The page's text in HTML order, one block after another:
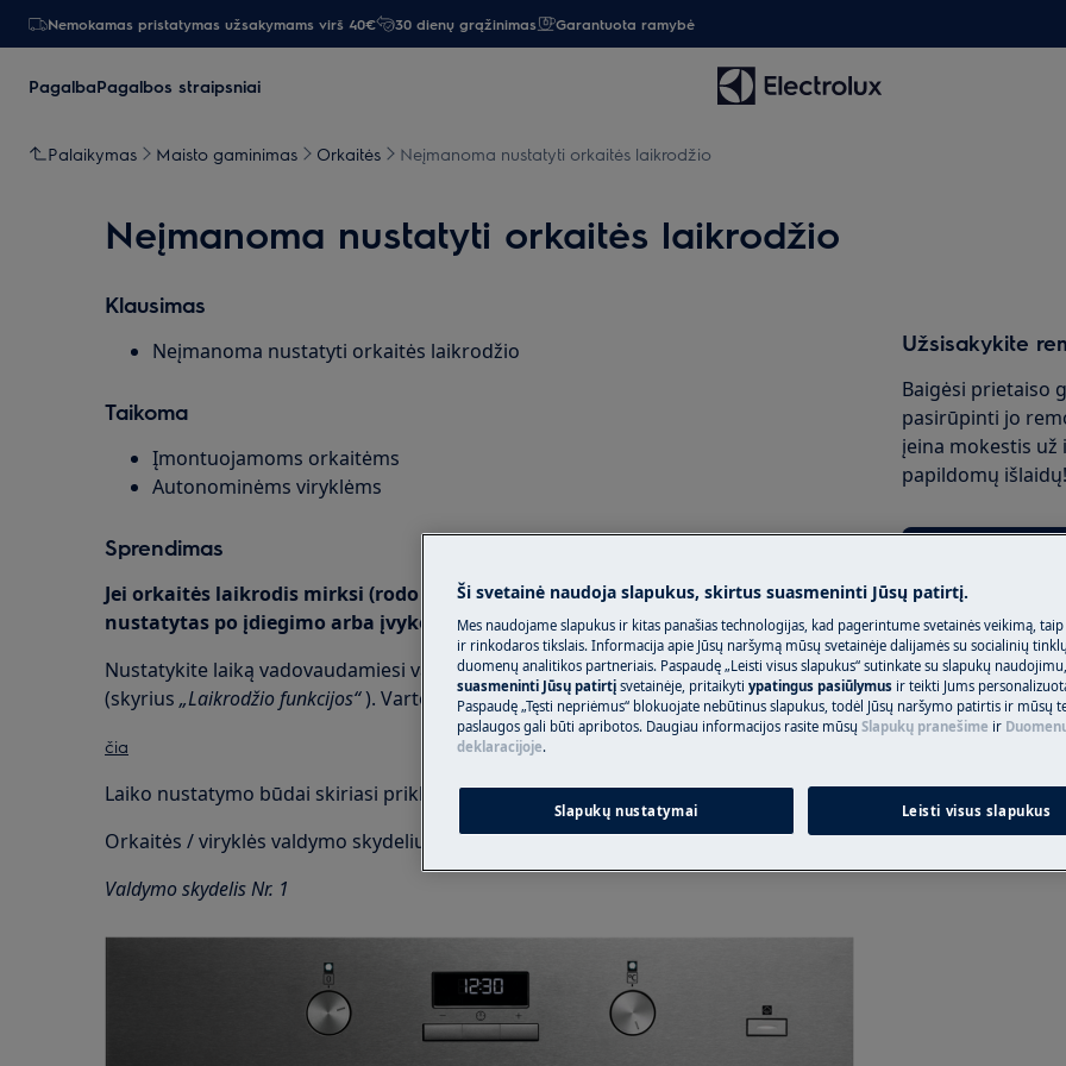
Nemokamas pristatymas užsakymams virš 40€ 30 dienų grąžinimas Garantuota ramybė
PagalbaPagalbos straipsniai
Palaikymas Maisto gaminimas Orkaitės Neįmanoma nustatyti orkaitės laikrodžio
Neįmanoma nustatyti orkaitės laikrodžio
Klausimas
Neįmanoma nustatyti orkaitės laikrodžio
Taikoma
Įmontuojamoms orkaitėms
Autonominėms viryklėms
Sprendimas
Jei orkaitės laikrodis mirksi (rodo 00:00 arba 12:00), laikrodis nebuvo
nustatytas po įdiegimo arba įvyko elektros energijos tiekimas.
Nustatykite laiką vadovaudamiesi vartotojo vadove pateiktomis instrukcijomis
(skyrius „Laikrodžio funkcijos“). Vartotojo vadovą galite atsisiųsti .
čia
Laiko nustatymo būdai skiriasi priklausomai nuo valdymo pulto tipo
Orkaitės / viryklės valdymo skydelių ir laiko nustatymų pavyzdžiai:
Valdymo skydelis Nr. 1
Užsisakykite
Baigėsi prietaiso
pasirūpinti jo
įeina mokestis už
papildomų išlaidų!
Užsisakykite
Raskite savo
Spręskite
dokumentacijos
Ši svetainė naudoja slapukus, skirtus suasmeninti Jūsų patirtį.
Mes naudojame slapukus ir kitas panašias technologijas, kad pagerintume svetainės veikimą,
ir rinkodaros tikslais. Informacija apie Jūsų naršymą mūsų svetainėje dalijamės su socialinių
duomenų analitikos partneriais. Paspaudę „Leisti visus slapukus“ sutinkate su slapukų
suasmeninti Jūsų patirtį svetainėje, pritaikyti ypatingus pasiūlymus ir teikti Jums
Paspaudę „Tęsti nepriėmus“ blokuojate nebūtinus slapukus, todėl Jūsų naršymo patirtis ir mūsų
paslaugos gali būti apribotos. Daugiau informacijos rasite mūsų Slapukų pranešime ir
deklaracijoje.
Slapukų nustatymai Leisti visus slapukus